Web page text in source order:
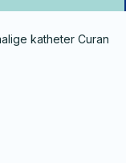
katheter Curan